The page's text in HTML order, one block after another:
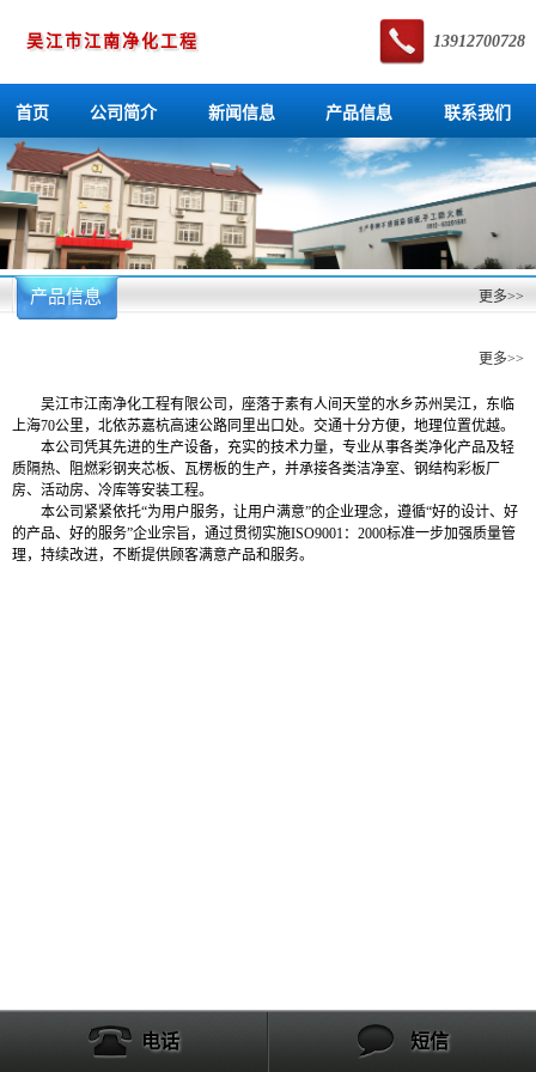
吴江市江南净化工程 13912700728
首页 公司简介 新闻信息 产品信息 联系我们
产品信息 更多>>
更多>>
吴江市江南净化工程有限公司，座落于素有人间天堂的水乡苏州吴江，东临
上海70公里，北依苏嘉杭高速公路同里出口处。交通十分方便，地理位置优越。
本公司凭其先进的生产设备，充实的技术力量，专业从事各类净化产品及轻
质隔热、阻燃彩钢夹芯板、瓦楞板的生产，并承接各类洁净室、钢结构彩板厂
房、活动房、冷库等安装工程。
本公司紧紧依托“为用户服务，让用户满意”的企业理念，遵循“好的设计、好
的产品、好的服务”企业宗旨，通过贯彻实施ISO9001：2000标准一步加强质量管
理，持续改进，不断提供顾客满意产品和服务。
电话 短信